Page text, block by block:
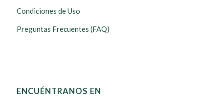
Condiciones de Uso
Preguntas Frecuentes (FAQ)
ENCUÉNTRANOS EN